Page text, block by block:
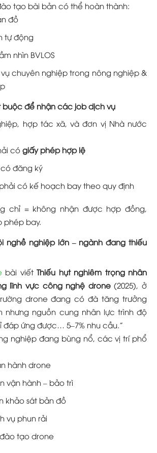
tạo bài bản có thể hoàn thành:
đồ
tự động
nhìn BVLOS
chuyên nghiệp trong nông nghiệp &
buộc để nhận các job dịch vụ
hợp tác xã, và đơn vị Nhà nước
cógiấy phép hợp lệ
đăng ký
có kế hoạch bay theo quy định
chỉ = không nhận được hợp đồng,
phép bay.
nghề nghiệp lớn – ngành đang thiếu
bài viếtThiếu hụt nghiêm trọng nhân
lĩnh vực công nghệ drone(2025), ở
drone đang có đà tăng trưởng
nhưng nguồn cung nhân lực trình độ
ứng được… 5–7% nhu cầu.”
nghiệp đang bùng nổ, các vị trí phổ
hành drone
vận hành – bảo trì
khảo sát bản đồ
vụ phun rải
tạo drone